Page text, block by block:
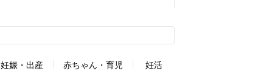
妊娠・出産 赤ちゃん・育児 妊活